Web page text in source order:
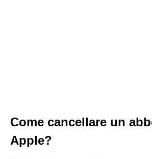
Come cancellare un
Apple?